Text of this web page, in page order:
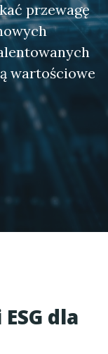
przewagę
wartościowe
dla